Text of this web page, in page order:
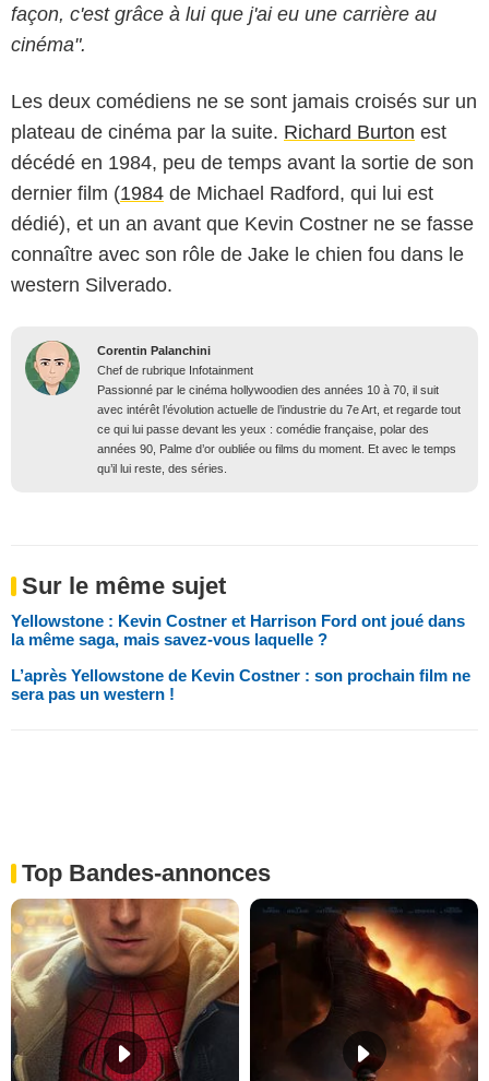
façon, c'est grâce à lui que j'ai eu une carrière au
cinéma".
Les deux comédiens ne se sont jamais croisés sur un
plateau de cinéma par la suite. Richard Burton est
décédé en 1984, peu de temps avant la sortie de son
dernier film (1984 de Michael Radford, qui lui est
dédié), et un an avant que Kevin Costner ne se fasse
connaître avec son rôle de Jake le chien fou dans le
western Silverado.
Corentin Palanchini
Chef de rubrique Infotainment
Passionné par le cinéma hollywoodien des années 10 à 70, il suit
avec intérêt l’évolution actuelle de l’industrie du 7e Art, et regarde tout
ce qui lui passe devant les yeux : comédie française, polar des
années 90, Palme d’or oubliée ou films du moment. Et avec le temps
qu’il lui reste, des séries.
Sur le même sujet
Yellowstone : Kevin Costner et Harrison Ford ont joué dans
la même saga, mais savez-vous laquelle ?
L’après Yellowstone de Kevin Costner : son prochain film ne
sera pas un western !
Top Bandes-annonces